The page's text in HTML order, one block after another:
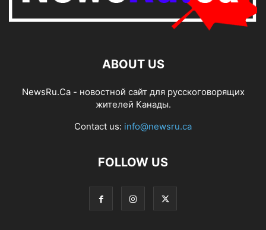
ABOUT US
NewsRu.Ca - новостной сайт для русскоговорящих
жителей Канады.
Contact us: info@newsru.ca
FOLLOW US